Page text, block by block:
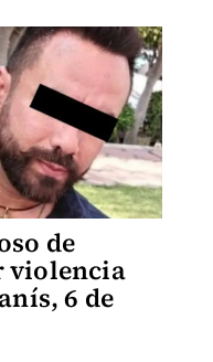
de
violencia
6 de